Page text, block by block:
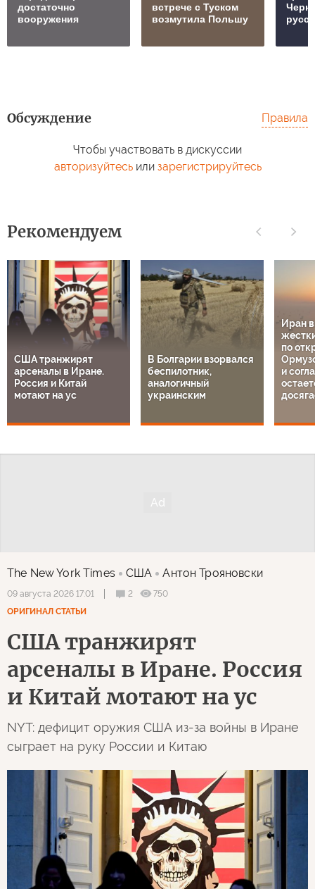
достаточно
вооружения
встрече с Туском
возмутила Польшу
Обсуждение Правила
Чтобы участвовать в дискуссии
авторизуйтесьили зарегистрируйтесь
Рекомендуем
США транжирят
арсеналы в Иране.
Россия и Китай
мотают на ус
В Болгарии взорвался
беспилотник,
аналогичный
украинским
Иран
по
и
The New York Times США Антон Трояновски
09 августа 2026 17:01 2
750
ОРИГИНАЛ СТАТЬИ
США транжирят
арсеналы в Иране. Россия
и Китай мотают на ус
NYT: дефицит оружия США из-за войны в Иране
сыграет на руку России и Китаю